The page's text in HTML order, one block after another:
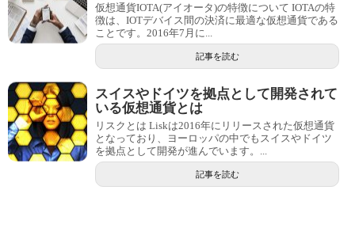
仮想通貨IOTA(アイオータ)の特徴について IOTAの特
徴は、IOTデバイス間の決済に最適な仮想通貨である
ことです。2016年7月に...
記事を読む
スイスやドイツを拠点として開発されて
いる仮想通貨とは
リスクとは Liskは2016年にリリースされた仮想通貨
となっており、ヨーロッパの中でもスイスやドイツ
を拠点として開発が進んでいます。...
記事を読む